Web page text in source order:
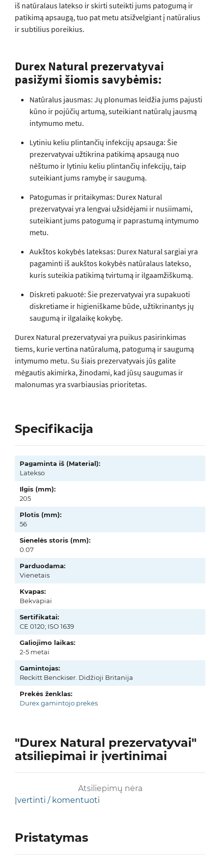
iš natūralaus latekso ir skirti suteikti jums patogumą ir
patikimą apsaugą, tuo pat metu atsižvelgiant į natūralius
ir subtilius poreikius.
Durex Natural prezervatyvai
pasižymi šiomis savybėmis:
Natūralus jausmas: Jų plonumas leidžia jums pajusti
kūno ir pojūčių artumą, suteikiant natūralų jausmą
intymumo metu.
Lytiniu keliu plintančių infekcijų apsauga: Šie
prezervatyvai užtikrina patikimą apsaugą nuo
nėštumo ir lytiniu keliu plintančių infekcijų, taip
suteikiant jums ramybę ir saugumą.
Patogumas ir pritaikymas: Durex Natural
prezervatyvai yra lengvai užsidėjami ir nusiimami,
suteikiant jums patogumą ir paprastumą intymumo
metu.
Aukštos kokybės lateksas: Durex Natural sargiai yra
pagaminti iš aukštos kokybės natūralaus latekso,
kuris suteikia patikimą tvirtumą ir ilgaamžiškumą.
Diskreti pakuotė: Šie prezervatyvai yra supakuoti
diskretiame ir higieniškame būde, užtikrinantys jų
saugumą ir ilgalaikę kokybę.
Durex Natural prezervatyvai yra puikus pasirinkimas
tiems, kurie vertina natūralumą, patogumą ir saugumą
intymumo metu. Su šiais prezervatyvais jūs galite
mėgautis akimirka, žinodami, kad jūsų saugumas ir
malonumas yra svarbiausias prioritetas.
Specifikacija
Pagaminta iš (Material):
Latekso
Ilgis (mm):
205
Plotis (mm):
56
Sienelės storis (mm):
0.07
Parduodama:
Vienetais
Kvapas:
Bekvapiai
Sertifikatai:
CE 0120; ISO 1639
Galiojimo laikas:
2-5 metai
Gamintojas:
Reckitt Benckiser. Didžioji Britanija
Prekės ženklas:
Durex gamintojo prekės
"Durex Natural prezervatyvai"
atsiliepimai ir įvertinimai
Atsiliepimų nėra
Įvertinti / komentuoti
Pristatymas